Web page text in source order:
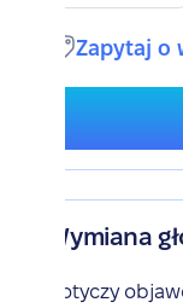
Zapytaj o
Wymiana
Dotyczy